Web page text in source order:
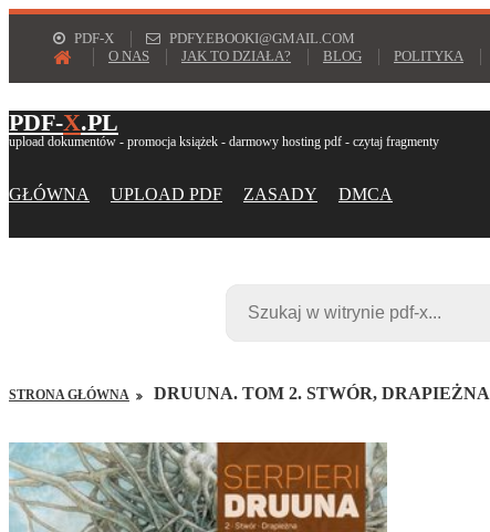
PDF-X
PDFY.EBOOKI@GMAIL.COM
O NAS
JAK TO DZIAŁA? BLOG POLITYKA
PDF-X.PL
upload dokumentów - promocja książek - darmowy hosting pdf - czytaj fragmenty
GŁÓWNA UPLOAD PDF ZASADY DMCA
STRONA GŁÓWNA DRUUNA. TOM 2. STWÓR, DRAPIEŻNA